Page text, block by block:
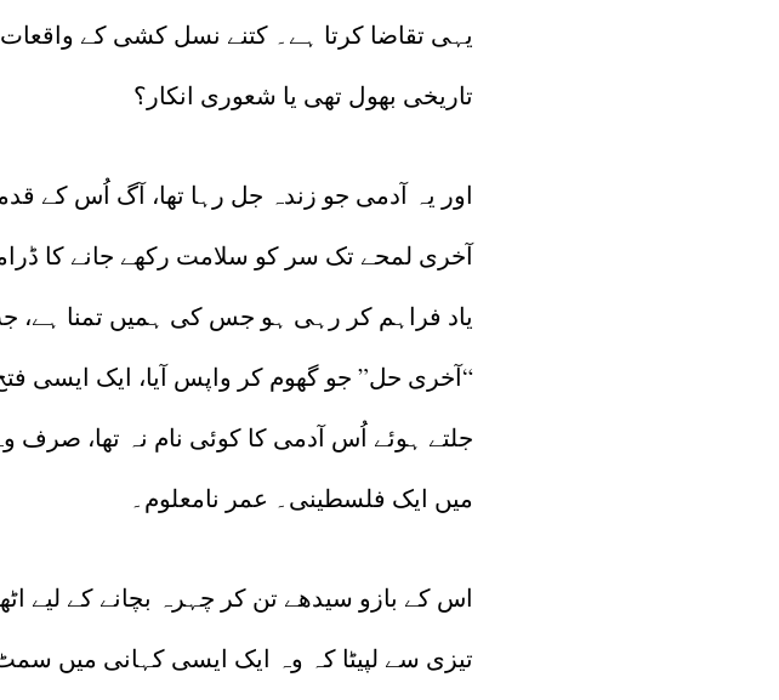
یہی تقاضا کرتا ہے۔ کتنے نسل کشی کے واقعات
تاریخی بھول تھی یا شعوری انکار؟
اور یہ آدمی جو زندہ جل رہا تھا، آگ اُس
آخری لمحے تک سر کو سلامت رکھے جانے کا
یاد فراہم کر رہی ہو جس کی ہمیں تمنا ہے،
“آخری حل” جو گھوم کر واپس آیا، ایک ایسی
جلتے ہوئے اُس آدمی کا کوئی نام نہ تھا، صرف
میں ایک فلسطینی۔ عمر نامعلوم۔
اس کے بازو سیدھے تن کر چہرہ بچانے کے لیے
تیزی سے لپیٹا کہ وہ ایک ایسی کہانی میں